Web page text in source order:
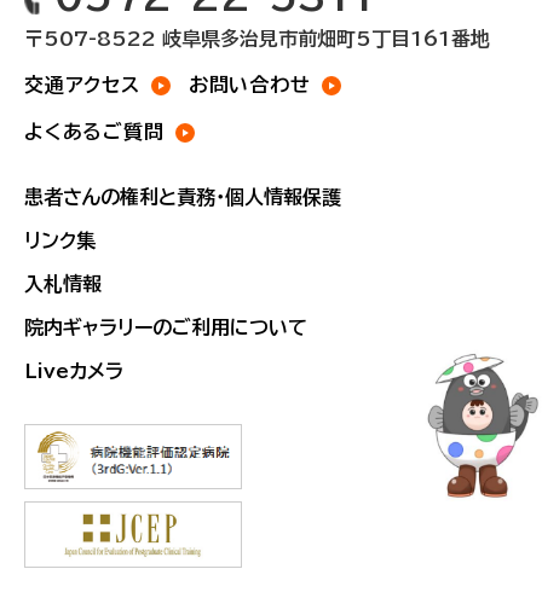
〒507-8522 岐阜県多治見市前畑町5丁目161番地
交通アクセス お問い合わせ
よくあるご質問
患者さんの権利と責務・個人情報保護
リンク集
入札情報
院内ギャラリーのご利用について
Liveカメラ